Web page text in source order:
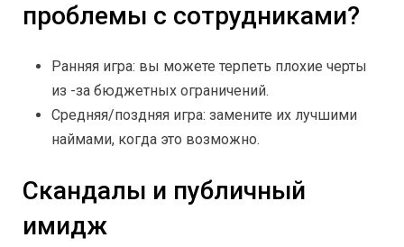
проблемы с сотрудниками?
Ранняя игра: вы можете терпеть плохие черты
из -за бюджетных ограничений.
Средняя/поздняя игра: замените их лучшими
наймами, когда это возможно.
Скандалы и публичный
имидж